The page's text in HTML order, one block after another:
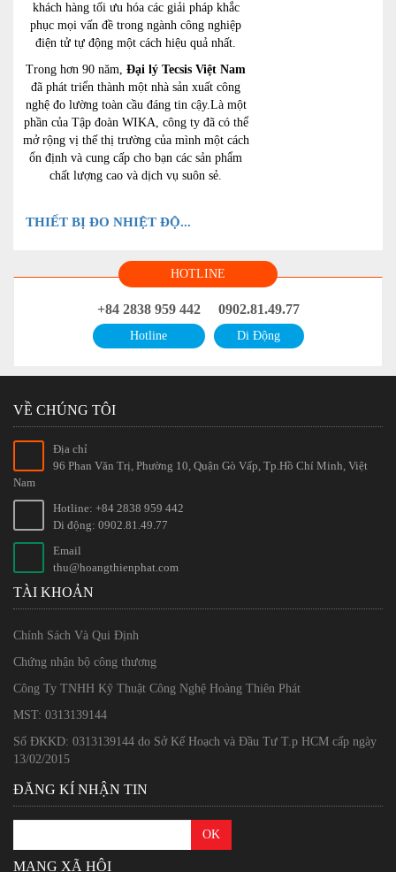
khách hàng tối ưu hóa các giải pháp khắc
phục mọi vấn đề trong ngành công nghiệp
điện tử tự động một cách hiệu quả nhất.
Trong hơn 90 năm, Đại lý Tecsis Việt Nam
đã phát triển thành một nhà sản xuất công
nghệ đo lường toàn cầu đáng tin cậy.Là một
phần của Tập đoàn WIKA, công ty đã có thể
mở rộng vị thế thị trường của mình một cách
ổn định và cung cấp cho bạn các sản phẩm
chất lượng cao và dịch vụ suôn sẻ.
THIẾT BỊ ĐO NHIỆT ĐỘ...
HOTLINE
+84 2838 959 442
Hotline
0902.81.49.77
Di Động
VỀ CHÚNG TÔI
Địa chỉ
96 Phan Văn Trị, Phường 10, Quận Gò Vấp, Tp.Hồ Chí Minh, Việt
Nam
Hotline: +84 2838 959 442
Di động: 0902.81.49.77
Email
thu@hoangthienphat.com
TÀI KHOẢN
Chính Sách Và Qui Định
Chứng nhận bộ công thương
Công Ty TNHH Kỹ Thuật Công Nghệ Hoàng Thiên Phát
MST: 0313139144
Số ĐKKD: 0313139144 do Sở Kế Hoạch và Đầu Tư T.p HCM cấp ngày
13/02/2015
ĐĂNG KÍ NHẬN TIN
MẠNG XÃ HỘI